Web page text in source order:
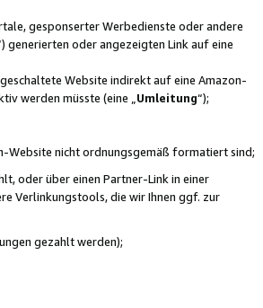
gesponserter Werbedienste oder andere
generierten oder angezeigten Link auf eine
Website indirekt auf eine Amazon-
werden müsste (eine „ Umleitung“);
Website nicht ordnungsgemäß formatiert sind;
oder über einen Partner-Link in einer
Verlinkungstools, die wir Ihnen ggf. zur
gezahlt werden);